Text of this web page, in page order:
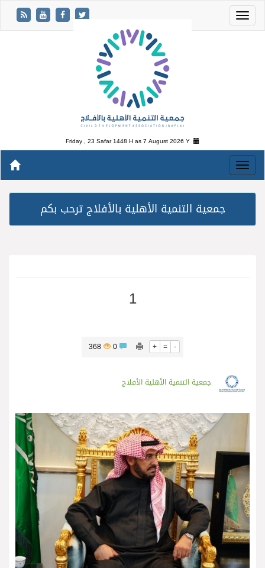
Friday , 23 Safar 1448 H as7 August 2026 Y
جمعية التنمية الأهلية بالأفلاج ترحب بكم
1
+ = -
368
جمعية التنمية الأهلية الأفلاج